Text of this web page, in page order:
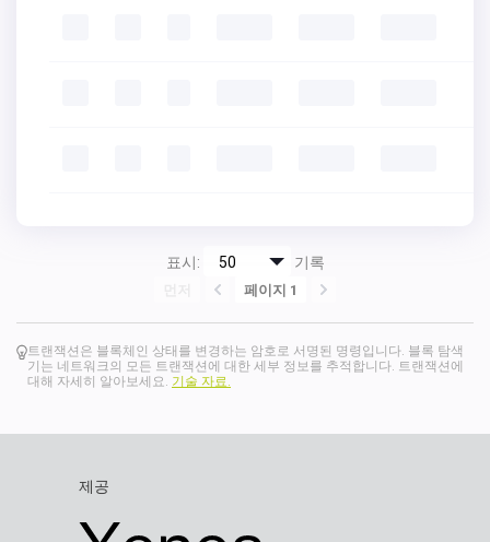
표시: 기록
페이지 1
트랜잭션은 블록체인 상태를 변경하는 암호로 서명된 명령입니다. 블록 탐색
기는 네트워크의 모든 트랜잭션에 대한 세부 정보를 추적합니다. 트랜잭션에
대해 자세히 알아보세요. 기술 자료.
제공